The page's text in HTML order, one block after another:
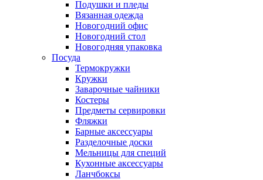
Подушки и пледы
Вязанная одежда
Новогодний офис
Новогодний стол
Новогодняя упаковка
Посуда
Термокружки
Кружки
Заварочные чайники
Костеры
Предметы сервировки
Фляжки
Барные аксессуары
Разделочные доски
Мельницы для специй
Кухонные аксессуары
Ланчбоксы